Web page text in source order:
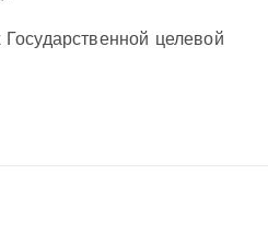
целевой